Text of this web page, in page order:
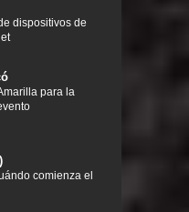
dispositivos de
para la
comienza el